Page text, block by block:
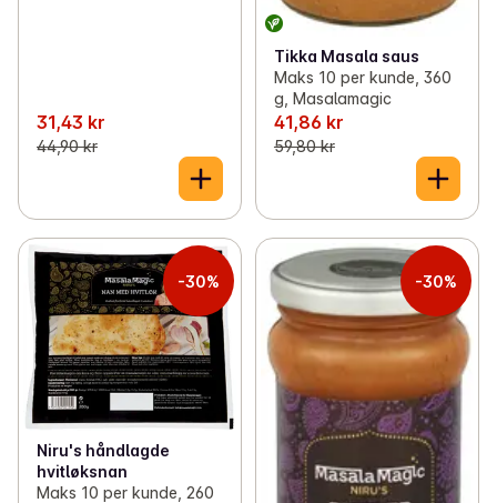
31,43 kr
44,90 kr
Tikka Masala saus
Maks 10 per kunde, 360
g, Masalamagic
41,86 kr
59,80 kr
-30%
Niru's håndlagde
hvitløksnan
Maks 10 per kunde, 260
-30%